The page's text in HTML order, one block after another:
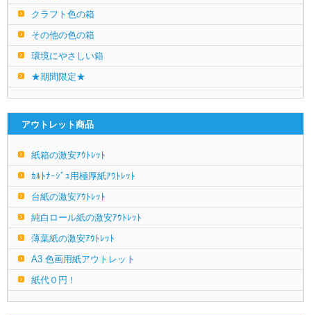
クラフト色の箱
その他の色の箱
環境にやさしい箱
★期間限定★
アウトレット商品
紙箱の激安ｱｳﾄﾚｯﾄ
ｶﾙﾄﾅｰｼﾞｭ用極厚紙ｱｳﾄﾚｯﾄ
台紙の激安ｱｳﾄﾚｯﾄ
純白ロール紙の激安ｱｳﾄﾚｯﾄ
薄葉紙の激安ｱｳﾄﾚｯﾄ
A3 色画用紙アウトレット
紙代０円！